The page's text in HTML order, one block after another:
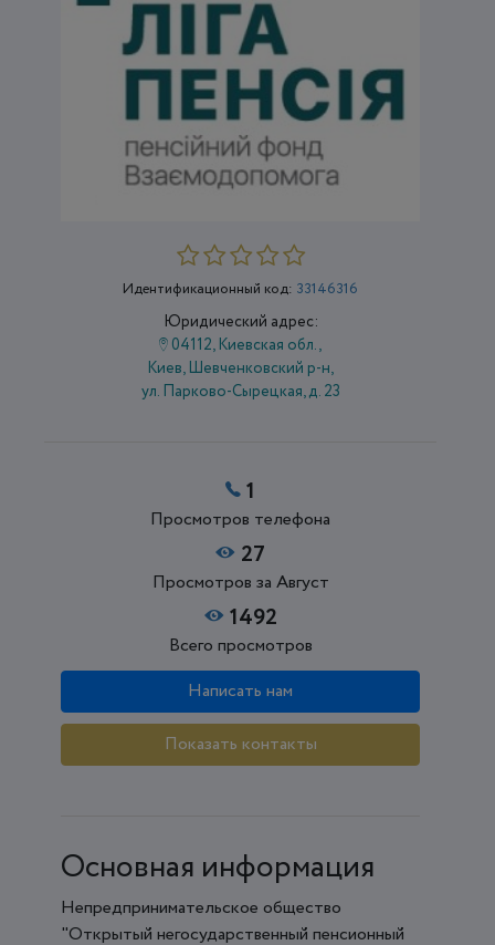
Идентификационный код: 33146316
Юридический адрес:
04112, Киевская обл.,
Киев, Шевченковский р-н,
ул. Парково-Сырецкая, д. 23
1
Просмотров телефона
27
Просмотров за Август
1492
Всего просмотров
Написать нам
Показать контакты
Основная информация
Непредпринимательское общество
"Открытый негосударственный пенсионный